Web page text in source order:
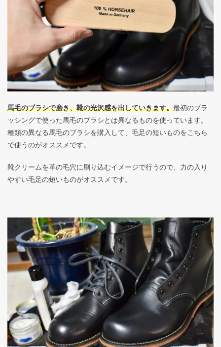
馬毛のブラシで磨き、靴の光沢感を出していきます。最初のブラ
ッシングで使った馬毛のブラシとは異なるものを使っています。
種類の異なる馬毛のブラシを購入して、毛足の短いものをこちら
で使うのがオススメです。
靴クリームを革の毛穴に刷り込むイメージで行うので、力の入り
やすい毛足の短いものがオススメです。